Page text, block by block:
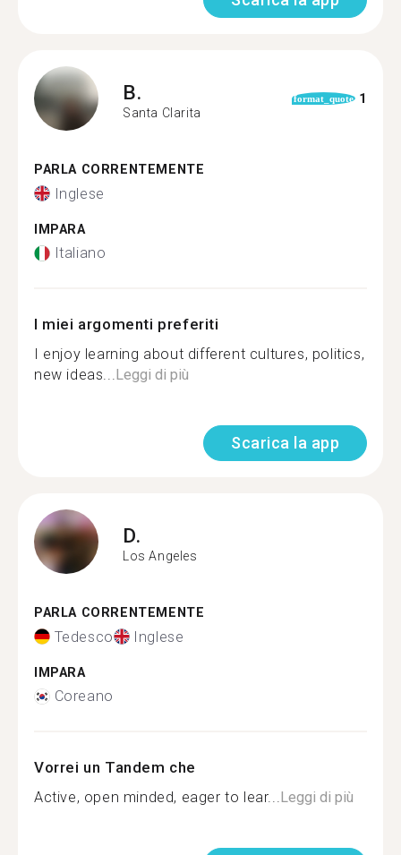
B.
Santa Clarita
format_quote 1
PARLA CORRENTEMENTE
Inglese
IMPARA
Italiano
I miei argomenti preferiti
I enjoy learning about different cultures, politics,
new ideas...Leggi di più
Scarica la app
D.
Los Angeles
PARLA CORRENTEMENTE
Tedesco Inglese
IMPARA
Coreano
Vorrei un Tandem che
Active, open minded, eager to lear...Leggi di più